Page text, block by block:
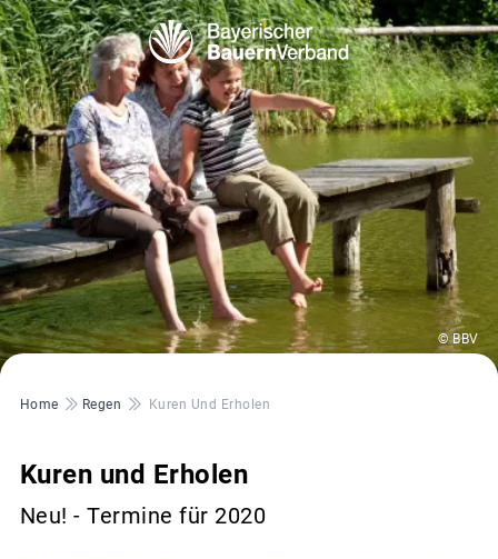
© BBV
Pfadnavigation
Home Regen Kuren Und Erholen
Kuren und Erholen
Neu! - Termine für 2020